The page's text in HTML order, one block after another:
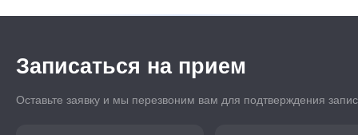
Записаться на прием
Оставьте заявку и мы перезвоним вам для подтверждения